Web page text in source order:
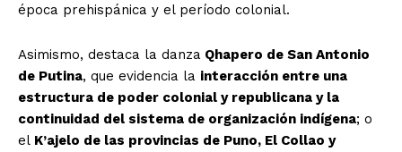
época prehispánica y el período colonial.
Asimismo, destaca la danza Qhapero de San Antonio
de Putina, que evidencia la interacción entre una
estructura de poder colonial y republicana y la
continuidad del sistema de organización indígena; o
el K’ajelo de las provincias de Puno, El Collao y